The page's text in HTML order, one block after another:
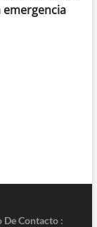
De Contacto :